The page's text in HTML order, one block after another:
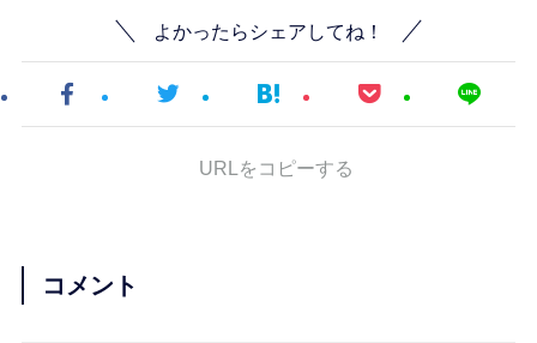
よかったらシェアしてね！
URLをコピーする
コメント